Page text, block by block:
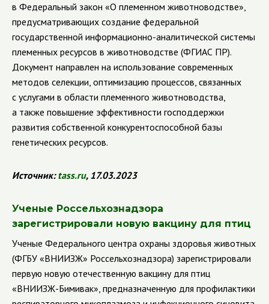
в Федеральный закон «О племенном животноводстве»,
предусматривающих создание федеральной
государственной информационно-аналитической системы
племенных ресурсов в животноводстве (ФГИАС ПР).
Документ направлен на использование современных
методов селекции, оптимизацию процессов, связанных
с услугами в области племенного животноводства,
а также повышение эффективности господдержки
развития собственной конкурентоспособной базы
генетических ресурсов.
Источник: tass.ru, 17.03.2023
Ученые Россельхознадзора
зарегистрировали новую вакцину для птиц
Ученые Федерального центра охраны здоровья животных
(ФГБУ «ВНИИЗЖ» Россельхознадзора) зарегистрировали
первую новую отечественную вакцину для птиц
«ВНИИЗЖ-Бимивак», предназначенную для профилактики